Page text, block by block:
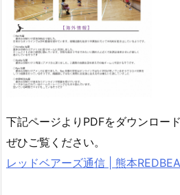
下記ページよりPDFをダウンロード
ぜひご覧ください。
レッドベアーズ通信 | 熊本